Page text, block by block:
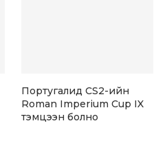
Португалид CS2-ийн
Roman Imperium Cup IX
тэмцээн болно